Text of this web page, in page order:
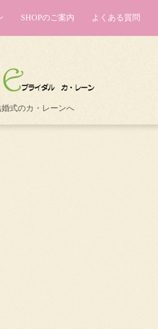
SHOPのご案内 よくある質問
式のカ・レーンへ